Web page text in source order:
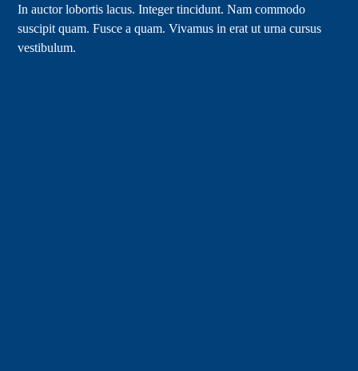
In auctor lobortis lacus. Integer tincidunt. Nam commodo
suscipit quam. Fusce a quam. Vivamus in erat ut urna cursus
vestibulum.